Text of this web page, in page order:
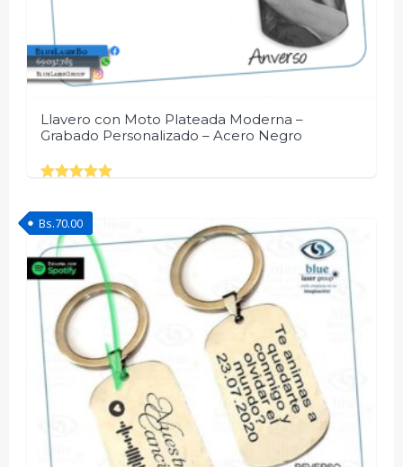
Llavero con Moto Plateada Moderna –
Grabado Personalizado – Acero Negro
out of 5
Bs.70.00